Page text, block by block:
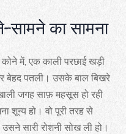
का सामना
में, एक काली परछाई खड़ी
बेहद पतली। उसके बाल बिखरे
जगह साफ़ महसूस हो रही
शून्य हो। वो पूरी तरह से
सारी रोशनी सोख ली हो।